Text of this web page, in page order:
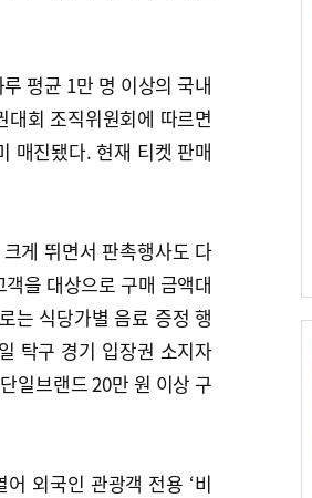
평균 1만 명 이상의 국내
회 조직위원회에 따르면
매진됐다. 현재 티켓 판매
게 뛰면서 판촉행사도 다
을 대상으로 구매 금액대
는 식당가별 음료 증정 행
탁구 경기 입장권 소지자
일브랜드 20만 원 이상 구
외국인 관광객 전용 ‘비